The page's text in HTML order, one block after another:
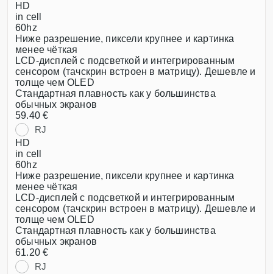
HD
in cell
60hz
Ниже разрешение, пиксели крупнее и картинка
менее чёткая
LCD-дисплей с подсветкой и интегрированным
сенсором (тачскрин встроен в матрицу). Дешевле и
толще чем OLED
Стандартная плавность как у большинства
обычных экранов
59.40 €
RJ
HD
in cell
60hz
Ниже разрешение, пиксели крупнее и картинка
менее чёткая
LCD-дисплей с подсветкой и интегрированным
сенсором (тачскрин встроен в матрицу). Дешевле и
толще чем OLED
Стандартная плавность как у большинства
обычных экранов
61.20 €
RJ